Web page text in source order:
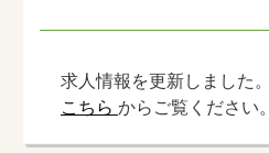
求人情報を更新しました。
こちら からご覧ください。